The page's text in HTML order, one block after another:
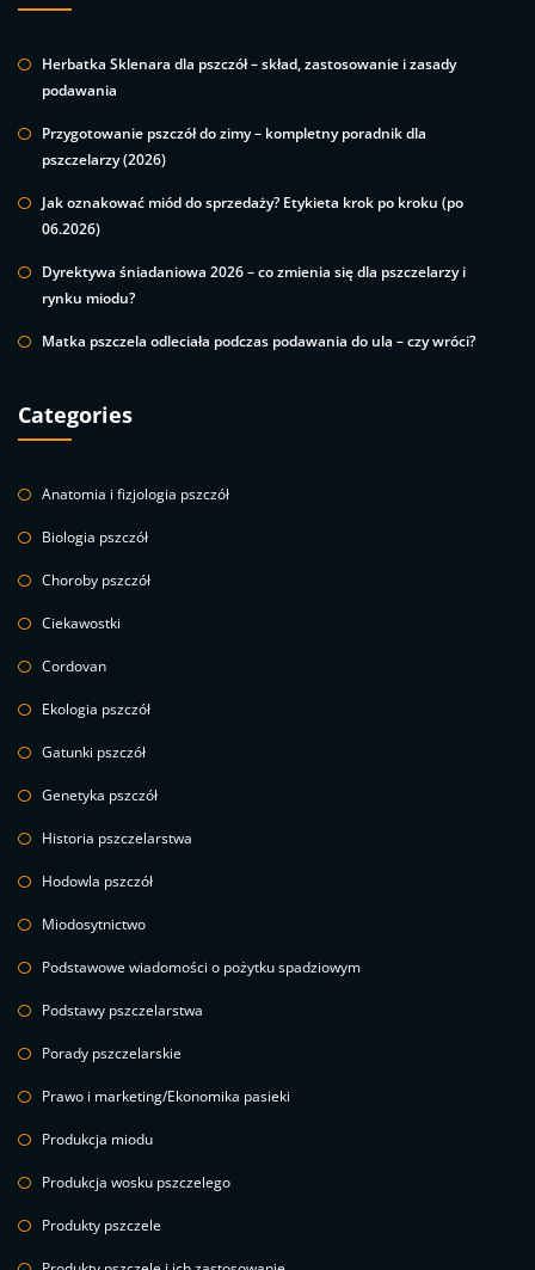
Herbatka Sklenara dla pszczół – skład, zastosowanie i zasady
podawania
Przygotowanie pszczół do zimy – kompletny poradnik dla
pszczelarzy (2026)
Jak oznakować miód do sprzedaży? Etykieta krok po kroku (po
06.2026)
Dyrektywa śniadaniowa 2026 – co zmienia się dla pszczelarzy i
rynku miodu?
Matka pszczela odleciała podczas podawania do ula – czy wróci?
Categories
Anatomia i fizjologia pszczół
Biologia pszczół
Choroby pszczół
Ciekawostki
Cordovan
Ekologia pszczół
Gatunki pszczół
Genetyka pszczół
Historia pszczelarstwa
Hodowla pszczół
Miodosytnictwo
Podstawowe wiadomości o pożytku spadziowym
Podstawy pszczelarstwa
Porady pszczelarskie
Prawo i marketing/Ekonomika pasieki
Produkcja miodu
Produkcja wosku pszczelego
Produkty pszczele